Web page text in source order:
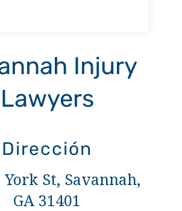
Injury
Lawyers
Dirección
York St, Savannah,
GA 31401